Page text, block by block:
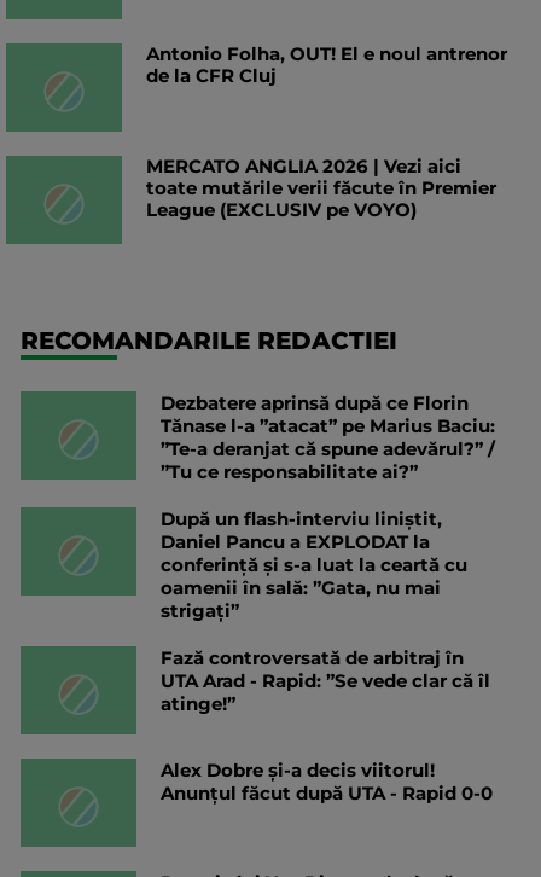
Antonio Folha, OUT! El e noul antrenor
de la CFR Cluj
MERCATO ANGLIA 2026 | Vezi aici
toate mutările verii făcute în Premier
League (EXCLUSIV pe VOYO)
RECOMANDARILE REDACTIEI
Dezbatere aprinsă după ce Florin
Tănase l-a ”atacat” pe Marius Baciu:
”Te-a deranjat că spune adevărul?” /
”Tu ce responsabilitate ai?”
După un flash-interviu liniștit,
Daniel Pancu a EXPLODAT la
conferință și s-a luat la ceartă cu
oamenii în sală: ”Gata, nu mai
strigați”
Fază controversată de arbitraj în
UTA Arad - Rapid: ”Se vede clar că îl
atinge!”
Alex Dobre și-a decis viitorul!
Anunțul făcut după UTA - Rapid 0-0